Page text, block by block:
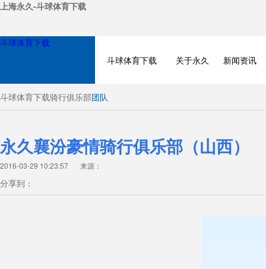
上海永久-斗球体育下载
斗球体育下载
斗球体育下载
关于永久 新闻资讯
斗球体育下载骑行俱乐部团队
永久襄汾豪情骑行俱乐部（山西）
2016-03-29 10:23:57 来源：
分享到：